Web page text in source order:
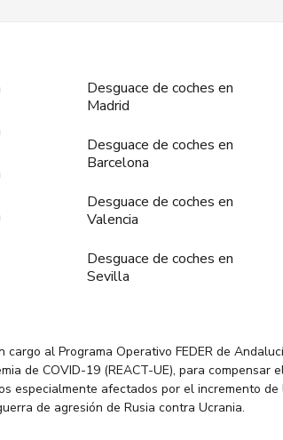
Desguace de coches en
Madrid
Desguace de coches en
Barcelona
Desguace de coches en
Valencia
Desguace de coches en
Sevilla
al Programa Operativo FEDER de
de COVID-19 (REACT-UE), para compensar
especialmente afectados por el incremento de
de agresión de Rusia contra Ucrania.